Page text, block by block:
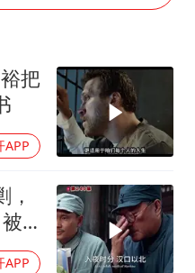
健身 共筑健康中国
把
APP
APP